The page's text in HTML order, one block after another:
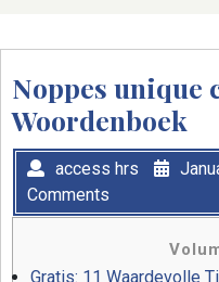
Noppes unique
Woordenboek
access hrs
Comments
Gratis: 11 Waardevolle